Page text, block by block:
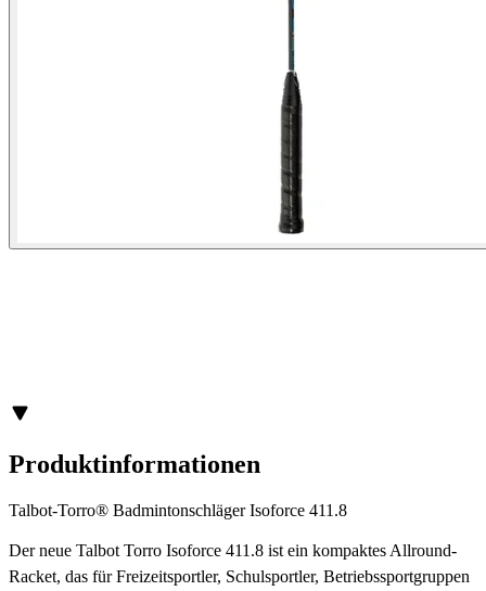
Produktinformationen
Talbot-Torro® Badmintonschläger Isoforce 411.8
Der neue Talbot Torro Isoforce 411.8 ist ein kompaktes Allround-
Racket, das für Freizeitsportler, Schulsportler, Betriebssportgruppen